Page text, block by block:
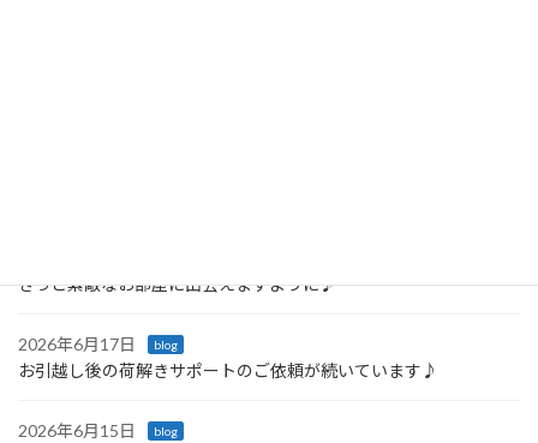
きっと素敵なお部屋に出会えますように♪
2026年6月17日 blog
お引越し後の荷解きサポートのご依頼が続いています♪
2026年6月15日 blog